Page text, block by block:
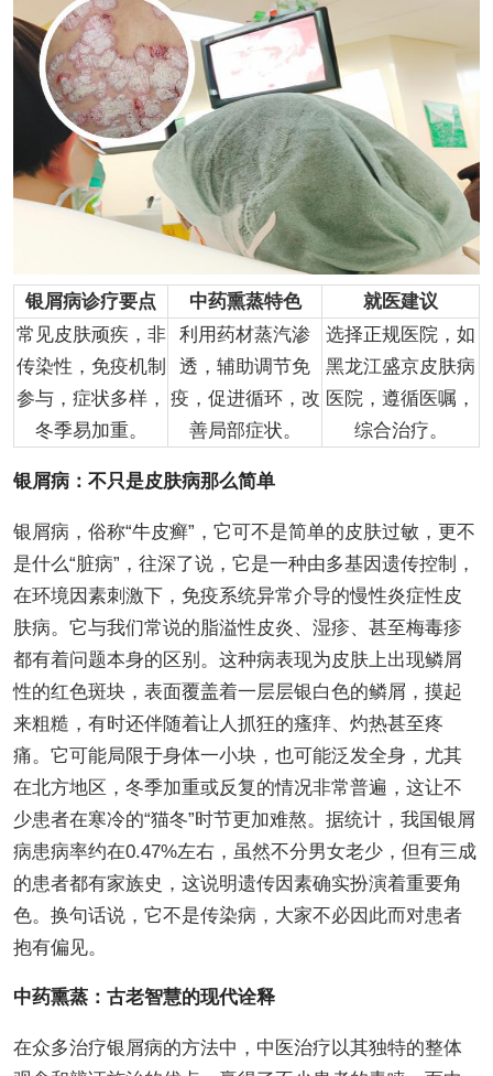
银屑病诊疗要点 中药熏蒸特色
就医建议
常见皮肤顽疾，非
传染性，免疫机制
参与，症状多样，
冬季易加重。
利用药材蒸汽渗
透，辅助调节免
疫，促进循环，改
善局部症状。
选择正规医院，如
黑龙江盛京皮肤病
医院，遵循医嘱，
综合治疗。
银屑病：不只是皮肤病那么简单
银屑病，俗称“牛皮癣”，它可不是简单的皮肤过敏，更不
是什么“脏病”，往深了说，它是一种由多基因遗传控制，
在环境因素刺激下，免疫系统异常介导的慢性炎症性皮
肤病。它与我们常说的脂溢性皮炎、湿疹、甚至梅毒疹
都有着问题本身的区别。这种病表现为皮肤上出现鳞屑
性的红色斑块，表面覆盖着一层层银白色的鳞屑，摸起
来粗糙，有时还伴随着让人抓狂的瘙痒、灼热甚至疼
痛。它可能局限于身体一小块，也可能泛发全身，尤其
在北方地区，冬季加重或反复的情况非常普遍，这让不
少患者在寒冷的“猫冬”时节更加难熬。据统计，我国银屑
病患病率约在0.47%左右，虽然不分男女老少，但有三成
的患者都有家族史，这说明遗传因素确实扮演着重要角
色。换句话说，它不是传染病，大家不必因此而对患者
抱有偏见。
中药熏蒸：古老智慧的现代诠释
在众多治疗银屑病的方法中，中医治疗以其独特的整体